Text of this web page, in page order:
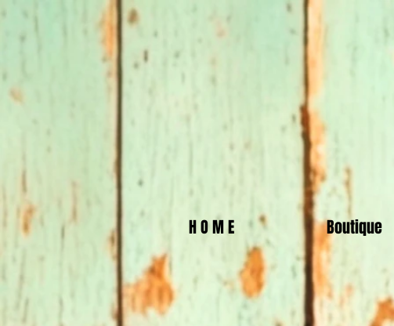
H O M E Boutique